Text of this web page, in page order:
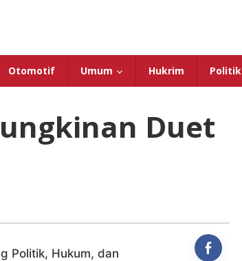
Otomotif Umum Hukrim Politik
Duet
Politik, Hukum, dan